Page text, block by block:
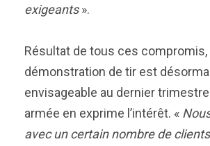
exigeants».
Résultat de tous ces
démonstration de tir est
envisageable au dernier
armée en exprime l’intérêt. «
avec un certain nombre de clients